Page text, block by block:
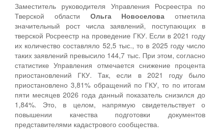
Заместитель руководителя Управления Росреестра по
Тверской области Ольга Новоселова отметила
значительный рост числа заявлений, поступающих в
тверской Росреестр на проведение ГКУ. Если в 2021 году
их количество составляло 52,5 тыс., то в 2025 году число
таких заявлений превысило 144,7 тыс. При этом, согласно
статистике Управления отмечается снижение процента
приостановлений ГКУ. Так, если в 2021 году было
приостановлено 3,81% обращений по ГКУ, то по итогам
пяти месяцев 2026 года данный показатель снизился до
1,84%. Это, в целом, напрямую свидетельствует о
повышении качества подготовки документов
представителями кадастрового сообщества.